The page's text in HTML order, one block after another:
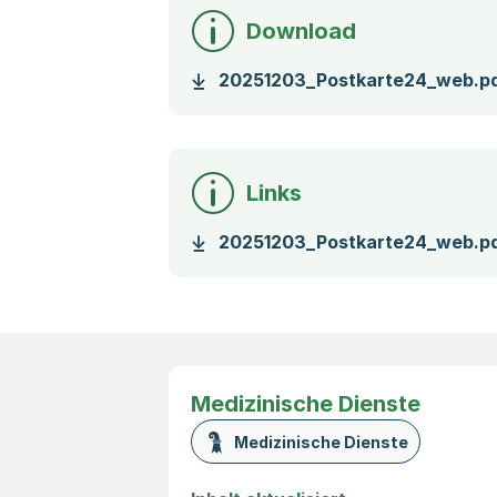
Download
Links
Medizinische Dienste
Medizinische Dienste